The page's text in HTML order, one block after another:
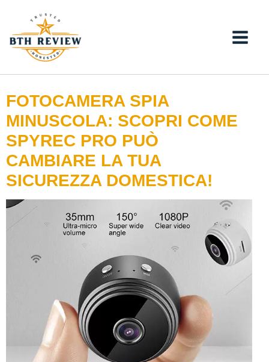
contenuto
FOTOCAMERA SPIA
MINUSCOLA: SCOPRI COME
SPYREC PRO PUÒ
CAMBIARE LA TUA
SICUREZZA DOMESTICA!